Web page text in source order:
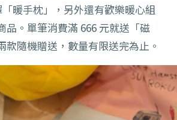
暖手枕」，另外還有歡樂暖心組
品。單筆消費滿 666 元就送「磁
款隨機贈送，數量有限送完為止。